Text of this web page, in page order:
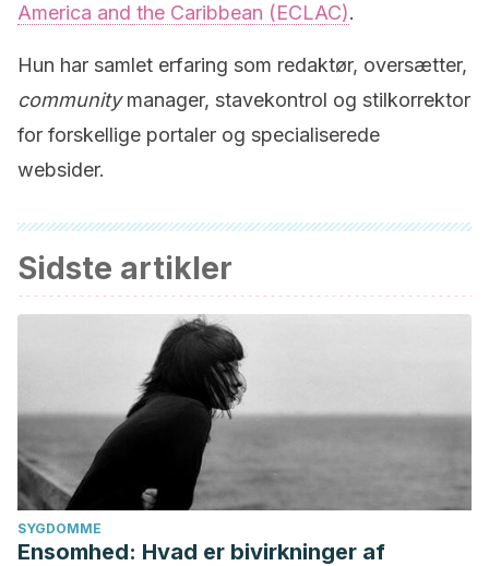
America and the Caribbean (ECLAC).
Hun har samlet erfaring som redaktør, oversætter,
communitymanager, stavekontrol og stilkorrektor
for forskellige portaler og specialiserede
websider.
Sidste artikler
SYGDOMME
Ensomhed: Hvad er bivirkninger af